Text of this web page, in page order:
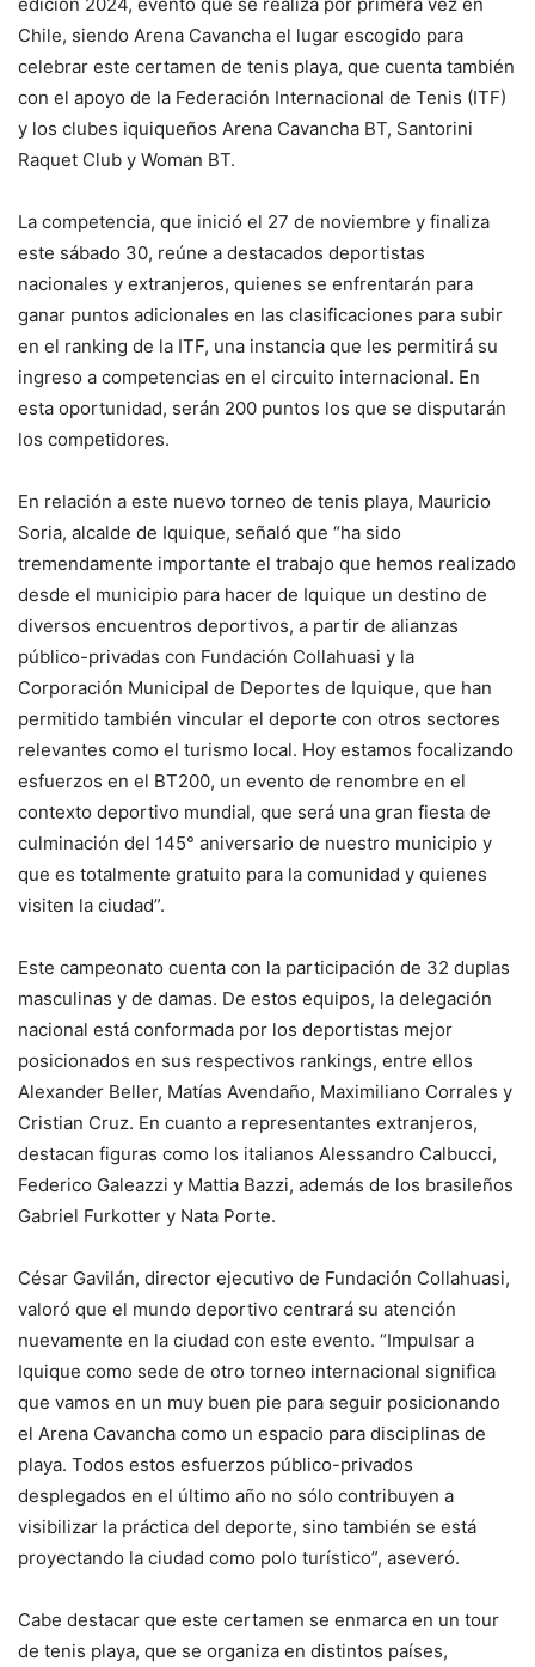
Chile, siendo Arena Cavancha el lugar escogido para
celebrar este certamen de tenis playa, que cuenta también
con el apoyo de la Federación Internacional de Tenis (ITF)
y los clubes iquiqueños Arena Cavancha BT, Santorini
Raquet Club y Woman BT.
La competencia, que inició el 27 de noviembre y finaliza
este sábado 30, reúne a destacados deportistas
nacionales y extranjeros, quienes se enfrentarán para
ganar puntos adicionales en las clasificaciones para subir
en el ranking de la ITF, una instancia que les permitirá su
ingreso a competencias en el circuito internacional. En
esta oportunidad, serán 200 puntos los que se disputarán
los competidores.
En relación a este nuevo torneo de tenis playa, Mauricio
Soria, alcalde de Iquique, señaló que “ha sido
tremendamente importante el trabajo que hemos realizado
desde el municipio para hacer de Iquique un destino de
diversos encuentros deportivos, a partir de alianzas
público-privadas con Fundación Collahuasi y la
Corporación Municipal de Deportes de Iquique, que han
permitido también vincular el deporte con otros sectores
relevantes como el turismo local. Hoy estamos focalizando
esfuerzos en el BT200, un evento de renombre en el
contexto deportivo mundial, que será una gran fiesta de
culminación del 145° aniversario de nuestro municipio y
que es totalmente gratuito para la comunidad y quienes
visiten la ciudad”.
Este campeonato cuenta con la participación de 32 duplas
masculinas y de damas. De estos equipos, la delegación
nacional está conformada por los deportistas mejor
posicionados en sus respectivos rankings, entre ellos
Alexander Beller, Matías Avendaño, Maximiliano Corrales y
Cristian Cruz. En cuanto a representantes extranjeros,
destacan figuras como los italianos Alessandro Calbucci,
Federico Galeazzi y Mattia Bazzi, además de los brasileños
Gabriel Furkotter y Nata Porte.
César Gavilán, director ejecutivo de Fundación Collahuasi,
valoró que el mundo deportivo centrará su atención
nuevamente en la ciudad con este evento. “Impulsar a
Iquique como sede de otro torneo internacional significa
que vamos en un muy buen pie para seguir posicionando
el Arena Cavancha como un espacio para disciplinas de
playa. Todos estos esfuerzos público-privados
desplegados en el último año no sólo contribuyen a
visibilizar la práctica del deporte, sino también se está
proyectando la ciudad como polo turístico”, aseveró.
Cabe destacar que este certamen se enmarca en un tour
de tenis playa, que se organiza en distintos países,